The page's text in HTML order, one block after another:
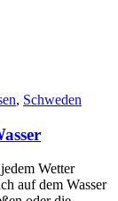
, Schweden
Wetter
auf dem Wasser